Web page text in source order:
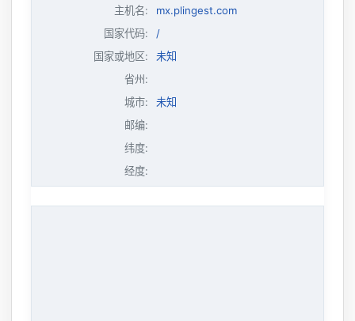
主机名:
mx.plingest.com
国家代码:
/
国家或地区:
未知
省州:
城市:
未知
邮编:
纬度:
经度: